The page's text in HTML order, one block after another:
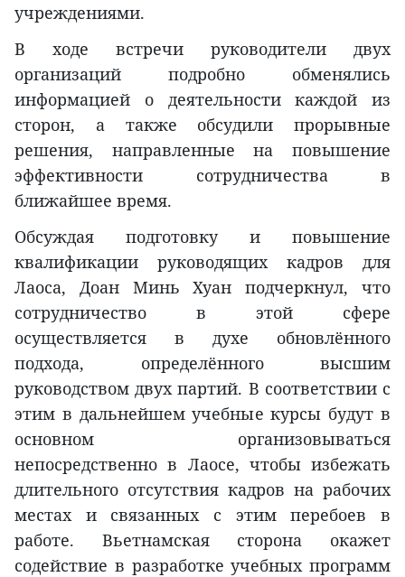
учреждениями.
В ходе встречи руководители двух
организаций подробно обменялись
информацией о деятельности каждой из
сторон, а также обсудили прорывные
решения, направленные на повышение
эффективности сотрудничества в
ближайшее время.
Обсуждая подготовку и повышение
квалификации руководящих кадров для
Лаоса, Доан Минь Хуан подчеркнул, что
сотрудничество в этой сфере
осуществляется в духе обновлённого
подхода, определённого высшим
руководством двух партий. В соответствии с
этим в дальнейшем учебные курсы будут в
основном организовываться
непосредственно в Лаосе, чтобы избежать
длительного отсутствия кадров на рабочих
местах и связанных с этим перебоев в
работе. Вьетнамская сторона окажет
содействие в разработке учебных программ